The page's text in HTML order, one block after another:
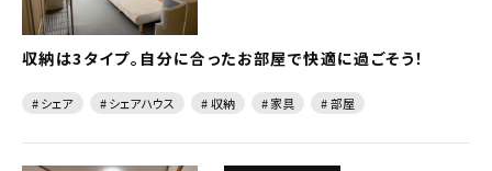
収納は3タイプ。自分に合ったお部屋で快適に過ごそう！
# シェア # シェアハウス # 収納 # 家具 # 部屋